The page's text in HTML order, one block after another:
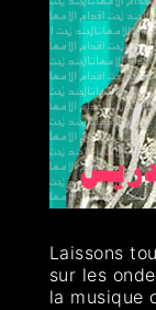
Laissons
sur les
la musique